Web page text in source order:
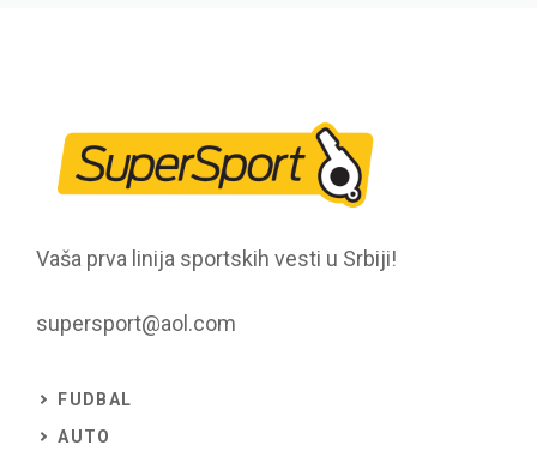
Vaša prva linija sportskih vesti u Srbiji!
supersport@aol.com
FUDBAL
AUTO